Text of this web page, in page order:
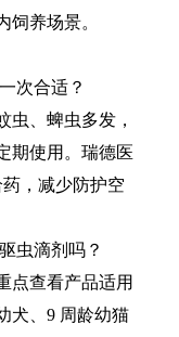
饲养场景。
次合适？
虫、蜱虫多发，
期使用。瑞德医
，减少防护空
虫滴剂吗？
点查看产品适用
犬、9 周龄幼猫